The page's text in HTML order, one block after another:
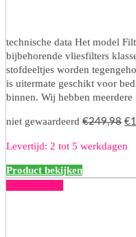
technische data Het model
bijbehorende vliesfilters
stofdeeltjes worden
is uitermate geschikt voor
binnen. Wij hebben
niet gewaardeerd €249,98 €
Levertijd: 2 tot 5 werkdagen
Product bekijken